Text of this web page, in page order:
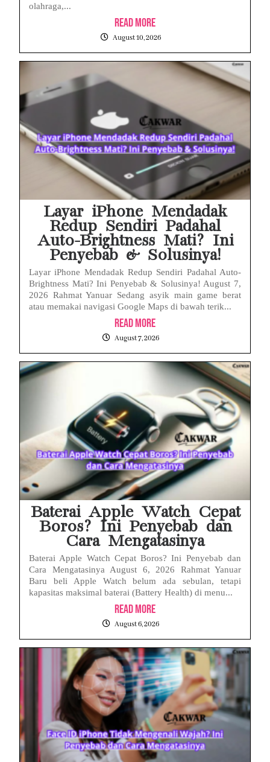
olahraga,...
Read More
August 10, 2026
Layar iPhone Mendadak
Redup Sendiri Padahal
Auto-Brightness Mati? Ini
Penyebab & Solusinya!
Layar iPhone Mendadak Redup Sendiri Padahal Auto-
Brightness Mati? Ini Penyebab & Solusinya! August 7,
2026 Rahmat Yanuar Sedang asyik main game berat
atau memakai navigasi Google Maps di bawah terik...
Read More
August 7, 2026
Baterai Apple Watch Cepat
Boros? Ini Penyebab dan
Cara Mengatasinya
Baterai Apple Watch Cepat Boros? Ini Penyebab dan
Cara Mengatasinya August 6, 2026 Rahmat Yanuar
Baru beli Apple Watch belum ada sebulan, tetapi
kapasitas maksimal baterai (Battery Health) di menu...
Read More
August 6, 2026